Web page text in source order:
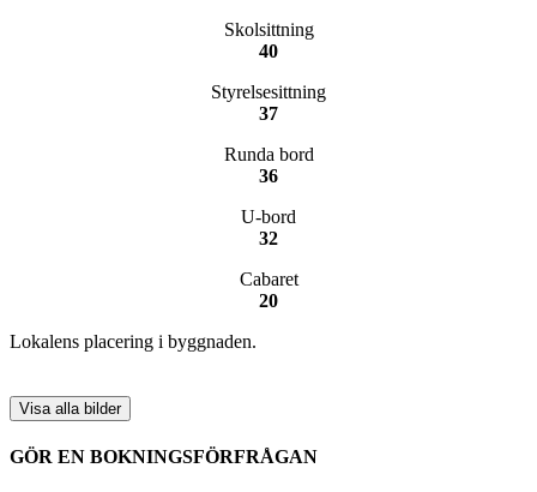
Skolsittning
40
Styrelsesittning
37
Runda bord
36
U-bord
32
Cabaret
20
Lokalens placering i byggnaden.
Visa alla bilder
GÖR EN BOKNINGSFÖRFRÅGAN